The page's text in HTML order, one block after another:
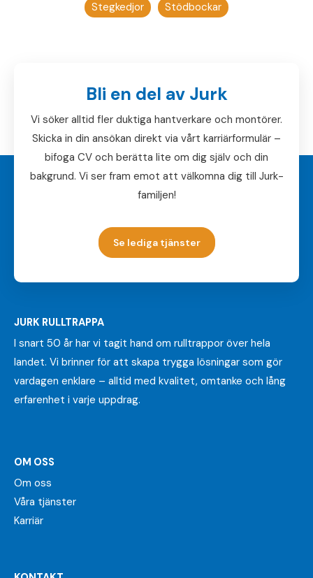
Stegkedjor
Stödbockar
Bli en del av Jurk
Vi söker alltid fler duktiga hantverkare och montörer.
Skicka in din ansökan direkt via vårt karriärformulär –
bifoga CV och berätta lite om dig själv och din
bakgrund. Vi ser fram emot att välkomna dig till Jurk-
familjen!
Se lediga tjänster
JURK RULLTRAPPA
I snart 50 år har vi tagit hand om rulltrappor över hela
landet. Vi brinner för att skapa trygga lösningar som gör
vardagen enklare – alltid med kvalitet, omtanke och lång
erfarenhet i varje uppdrag.
OM OSS
Om oss
Våra tjänster
Karriär